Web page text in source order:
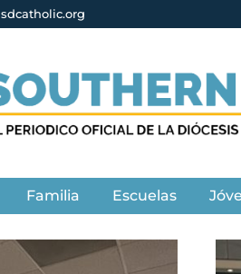
sdcatholic.org
Familia Escuelas